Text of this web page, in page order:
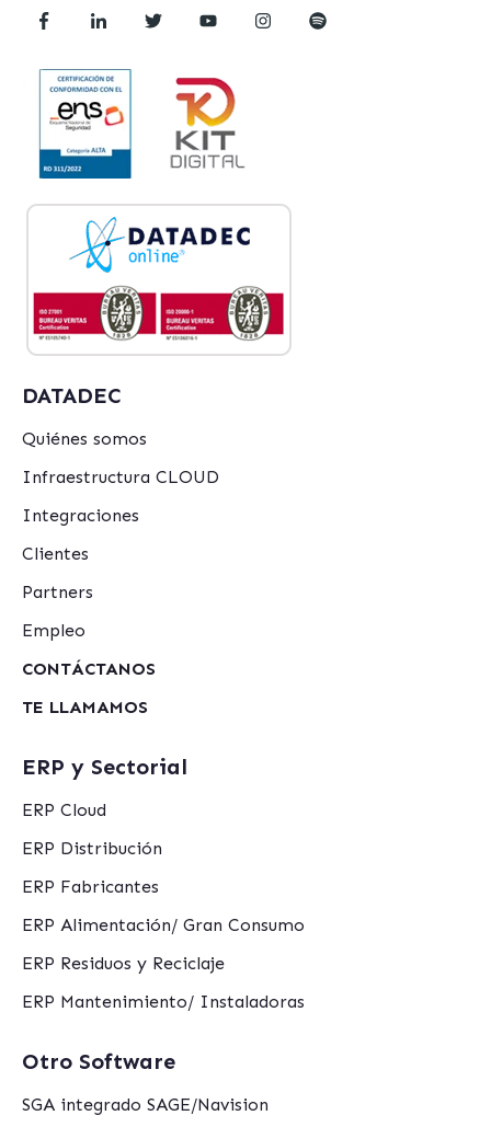
DATADEC
Quiénes somos
Infraestructura CLOUD
Integraciones
Clientes
Partners
Empleo
CONTÁCTANOS
TE LLAMAMOS
ERP y Sectorial
ERP Cloud
ERP Distribución
ERP Fabricantes
ERP Alimentación/ Gran Consumo
ERP Residuos y Reciclaje
ERP Mantenimiento/ Instaladoras
Otro Software
SGA integrado SAGE/Navision